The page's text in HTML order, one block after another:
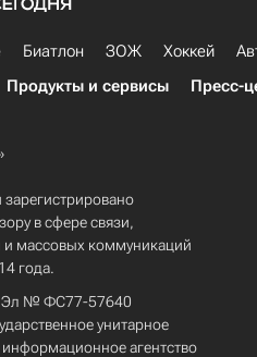
Биатлон ЗОЖ Хоккей
Продукты и сервисы Пресс-
в сфере связи,
массовых коммуникаций
года.
Эл № ФС77-57640
унитарное
агентство